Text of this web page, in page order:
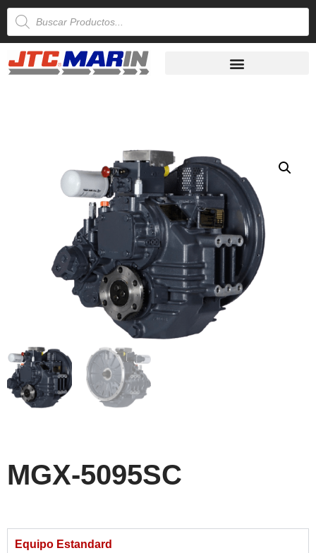
MGX-5095SC
Equipo Estandard